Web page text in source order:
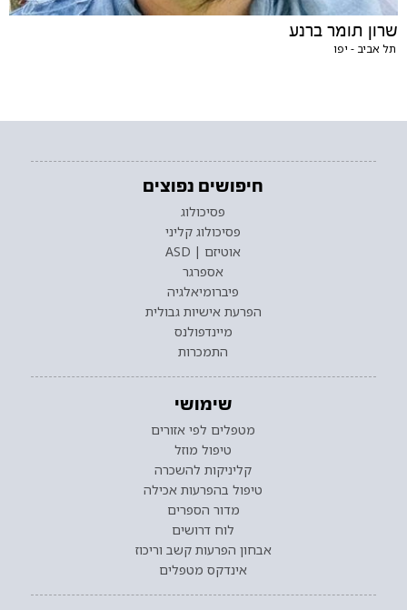
שרון תומר ברנע
תל אביב - יפו
חיפושים נפוצים
פסיכולוג
פסיכולוג קליני
אוטיזם | ASD
אספרגר
פיברומיאלגיה
הפרעת אישיות גבולית
מיינדפולנס
התמכרות
שימושי
מטפלים לפי אזורים
טיפול מוזל
קליניקות להשכרה
טיפול בהפרעות אכילה
מדור הספרים
לוח דרושים
אבחון הפרעות קשב וריכוז
אינדקס מטפלים